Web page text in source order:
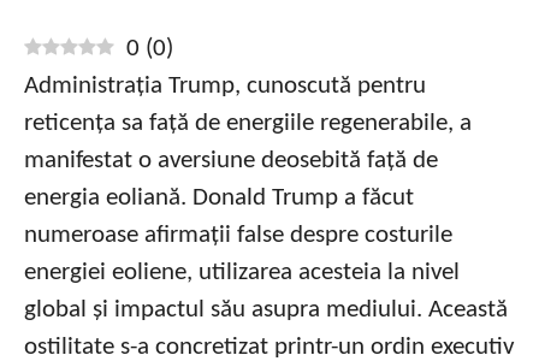
0 (0)
Administrația Trump, cunoscută pentru
reticența sa față de energiile regenerabile, a
manifestat o aversiune deosebită față de
energia eoliană. Donald Trump a făcut
numeroase afirmații false despre costurile
energiei eoliene, utilizarea acesteia la nivel
global și impactul său asupra mediului. Această
ostilitate s-a concretizat printr-un ordin executiv